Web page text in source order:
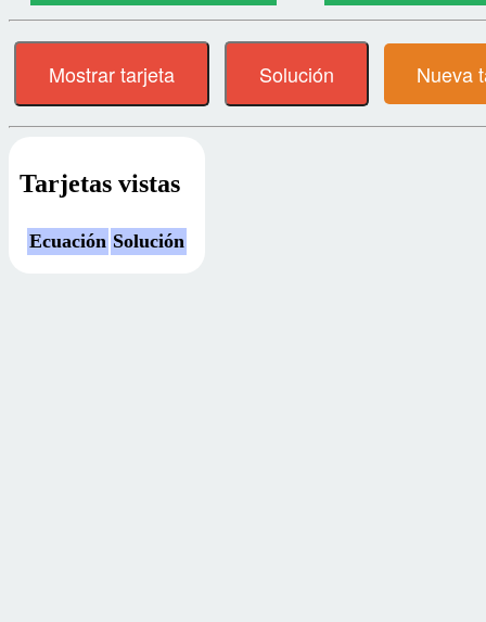
Mostrar tarjeta Solución Nueva
Tarjetas vistas
Ecuación Solución